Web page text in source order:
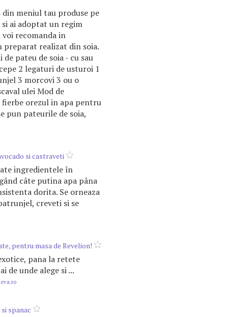
din meniul tau produse pe
si ai adoptat un regim
recomanda in
preparat realizat din soia.
pateu de soia - cu sau
2 legaturi de usturoi 1
3 morcovi 3 ou o
ulei Mod de
orezul in apa pentru
pun pateurile de soia,
si castraveti
ingredientele în
câte putina apa pâna
dorita. Se orneaza
creveti si se
pentru masa de Revelion!
pana la retete
de unde alege si ...
spanac